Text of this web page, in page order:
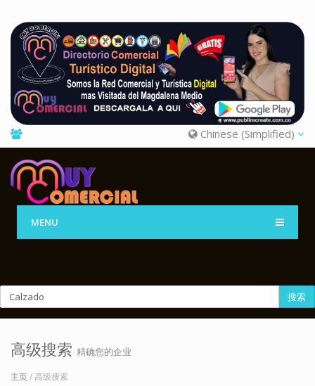
Chinese (Simplified)
MENU
搜索
高级搜索 精确您的企业
主页/ 高级搜索